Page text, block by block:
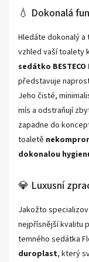
získáváte prvotřídní
originálních
💧 Dokonalá
Hledáte dokonalý
vzhled vaší toalety
sedátko BESTECO
představuje
Jeho čisté,
mís a odstraňují
zapadne do
toaletě
dokonalou
💎 Luxusní
Jakožto
nejpřísnější kvalitu
temného sedátka
duroplast, který